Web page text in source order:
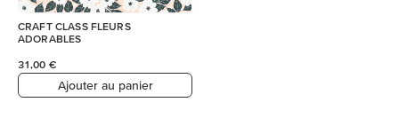
CRAFT CLASS FLEURS
ADORABLES
31,00 €
Ajouter au panier